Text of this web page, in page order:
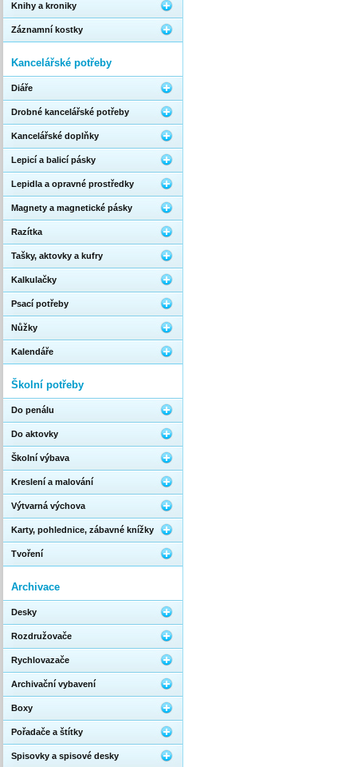
Knihy a kroniky
Záznamní kostky
Kancelářské potřeby
Diáře
Drobné kancelářské potřeby
Kancelářské doplňky
Lepicí a balicí pásky
Lepidla a opravné prostředky
Magnety a magnetické pásky
Razítka
Tašky, aktovky a kufry
Kalkulačky
Psací potřeby
Nůžky
Kalendáře
Školní potřeby
Do penálu
Do aktovky
Školní výbava
Kreslení a malování
Výtvarná výchova
Karty, pohlednice, zábavné knížky
Tvoření
Archivace
Desky
Rozdružovače
Rychlovazače
Archivační vybavení
Boxy
Pořadače a štítky
Spisovky a spisové desky